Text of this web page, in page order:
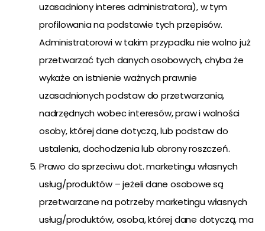
uzasadniony interes administratora), w tym
profilowania na podstawie tych przepisów.
Administratorowi w takim przypadku nie wolno już
przetwarzać tych danych osobowych, chyba że
wykaże on istnienie ważnych prawnie
uzasadnionych podstaw do przetwarzania,
nadrzędnych wobec interesów, praw i wolności
osoby, której dane dotyczą, lub podstaw do
ustalenia, dochodzenia lub obrony roszczeń.
Prawo do sprzeciwu dot. marketingu własnych
usług/produktów – jeżeli dane osobowe są
przetwarzane na potrzeby marketingu własnych
usług/produktów, osoba, której dane dotyczą, ma